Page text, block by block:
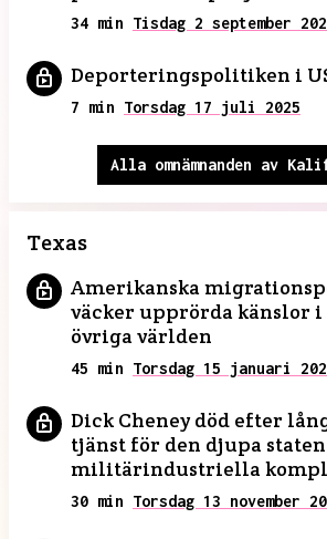
34 min Tisdag 2 september
Deporteringspolitiken i
7 min Torsdag 17 juli 2025
Alla omnämnanden av
Texas
Amerikanska
väcker upprörda känslor i
övriga världen
45 min Torsdag 15 januari
Dick Cheney död efter
tjänst för den djupa
militärindustriella
30 min Torsdag 13 november